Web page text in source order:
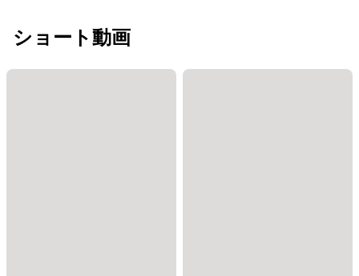
ショート動画